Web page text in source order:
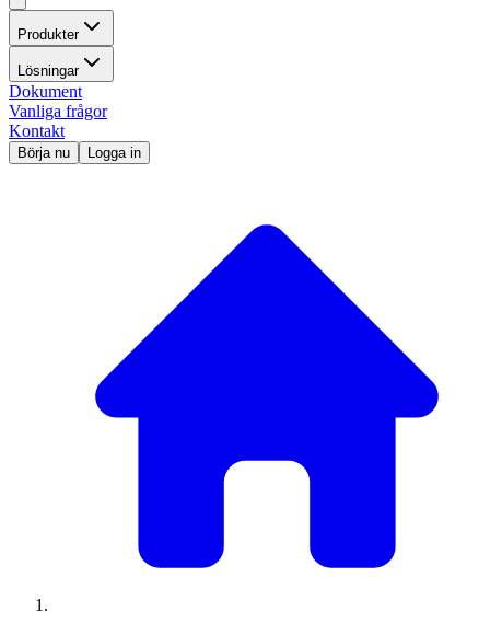
Produkter
Lösningar
Dokument
Vanliga frågor
Kontakt
Börja nu Logga in